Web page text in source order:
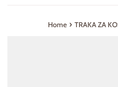
Home › TRAKA ZA